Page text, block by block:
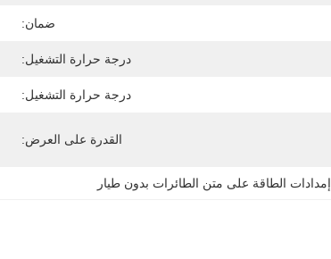
ضمان:
درجة حرارة التشغيل:
درجة حرارة التشغيل:
القدرة على العرض:
إمدادات الطاقة على متن الطائرات بدون طيار